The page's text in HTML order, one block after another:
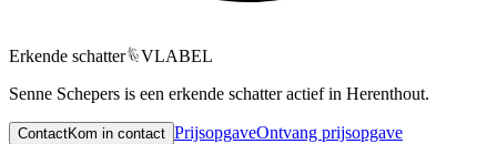
Erkende schatter
VLABEL
Senne Schepers is een erkende schatter actief in Herenthout.
ContactKom in contact PrijsopgaveOntvang prijsopgave